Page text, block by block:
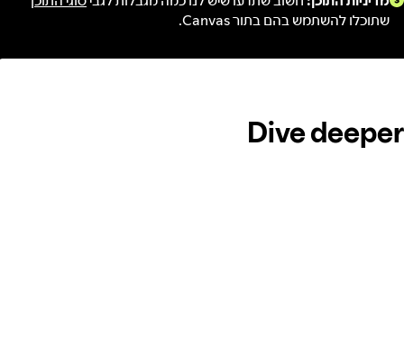
שתוכלו להשתמש בהם בתור Canvas.
Dive deeper